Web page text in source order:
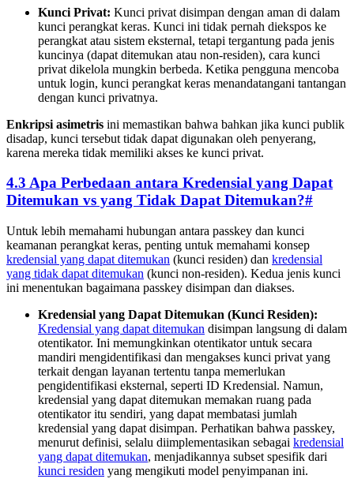
Kunci Privat: Kunci privat disimpan dengan aman di dalam
kunci perangkat keras. Kunci ini tidak pernah diekspos ke
perangkat atau sistem eksternal, tetapi tergantung pada jenis
kuncinya (dapat ditemukan atau non-residen), cara kunci
privat dikelola mungkin berbeda. Ketika pengguna mencoba
untuk login, kunci perangkat keras menandatangani tantangan
dengan kunci privatnya.
Enkripsi asimetris ini memastikan bahwa bahkan jika kunci publik
disadap, kunci tersebut tidak dapat digunakan oleh penyerang,
karena mereka tidak memiliki akses ke kunci privat.
4.3 Apa Perbedaan antara Kredensial yang Dapat
Ditemukan vs yang Tidak Dapat Ditemukan?#
Untuk lebih memahami hubungan antara passkey dan kunci
keamanan perangkat keras, penting untuk memahami konsep
kredensial yang dapat ditemukan (kunci residen) dan kredensial
yang tidak dapat ditemukan (kunci non-residen). Kedua jenis kunci
ini menentukan bagaimana passkey disimpan dan diakses.
Kredensial yang Dapat Ditemukan (Kunci Residen):
Kredensial yang dapat ditemukan disimpan langsung di dalam
otentikator. Ini memungkinkan otentikator untuk secara
mandiri mengidentifikasi dan mengakses kunci privat yang
terkait dengan layanan tertentu tanpa memerlukan
pengidentifikasi eksternal, seperti ID Kredensial. Namun,
kredensial yang dapat ditemukan memakan ruang pada
otentikator itu sendiri, yang dapat membatasi jumlah
kredensial yang dapat disimpan. Perhatikan bahwa passkey,
menurut definisi, selalu diimplementasikan sebagai kredensial
yang dapat ditemukan, menjadikannya subset spesifik dari
kunci residen yang mengikuti model penyimpanan ini.